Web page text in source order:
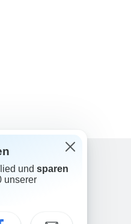
und sparen
unserer